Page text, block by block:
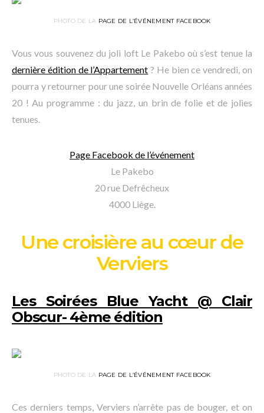
PHOTO DE LA PAGE DE L’ÉVÉNEMENT FACEBOOK
Vous vous souvenez du joli loft Le Pakebo où s’est tenue la
dernière édition de l’Appartement ? He bien ce vendredi, on
pourra y retourner pour une soirée Nouvelle Orléans années
20 ! Au programme : du jazz, un brin de folie et de jolies
tenues.
Page Facebook de l’événement
Le Pakebo
20 rue Defrêcheux
4000 Liège.
Une croisière au cœur de
Verviers
Les Soirées Blue Yacht @ Clair
Obscur- 4ème édition
PHOTO DE LA PAGE DE L’ÉVÉNEMENT FACEBOOK
Ces derniers temps, Verviers n’arrête pas de bouger, et on